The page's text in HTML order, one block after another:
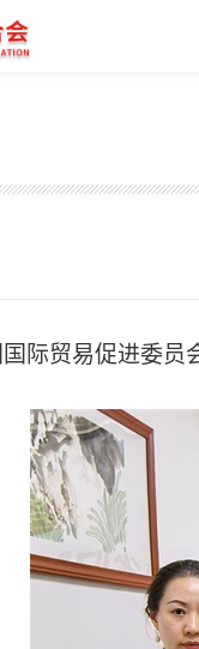
际贸易促进委员